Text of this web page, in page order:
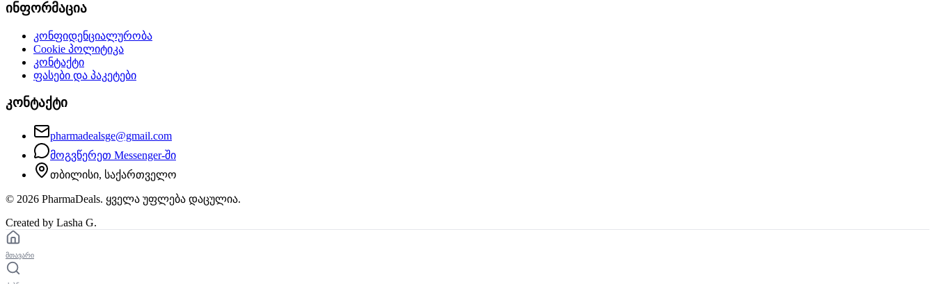
ინფორმაცია
კონფიდენციალურობა
Cookie პოლიტიკა
კონტაქტი
ფასები და პაკეტები
კონტაქტი
pharmadealsge@gmail.com
მოგვწერეთ Messenger-ში
თბილისი, საქართველო
© 2026 PharmaDeals. ყველა უფლება დაცულია.
Created by Lasha G.
მთავარი